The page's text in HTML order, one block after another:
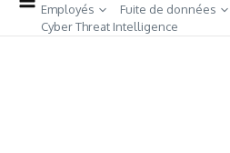
Employés
Fuite de données
Cyber Threat Intelligence